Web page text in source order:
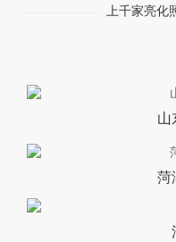
上千家亮化
山
菏